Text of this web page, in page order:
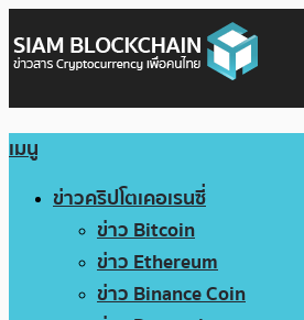
เมนู
ข่าวคริปโตเคอเรนซี่
ข่าว Bitcoin
ข่าว Ethereum
ข่าว Binance Coin